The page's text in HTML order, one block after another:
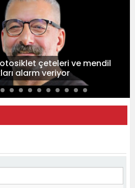
çeteleri ve mendil
alarm veriyor